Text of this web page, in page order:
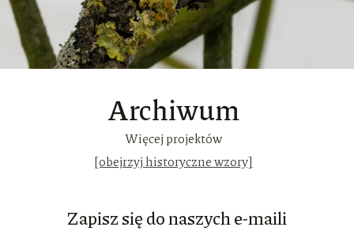
Archiwum
Więcej projektów
[obejrzyj historyczne wzory]
Zapisz się do naszych e-maili